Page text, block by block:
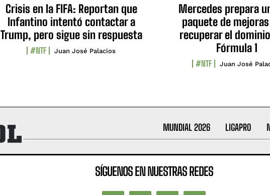
Crisis en la FIFA: Reportan que
Infantino intentó contactar a
Trump, pero sigue sin respuesta
#NTF Juan José Palacios
Mercedes prepara
paquete de
recuperar el
Fórmula 1
#NTF Juan José
MUNDIAL 2026 LIGAPRO
SÍGUENOS EN NUESTRAS REDES